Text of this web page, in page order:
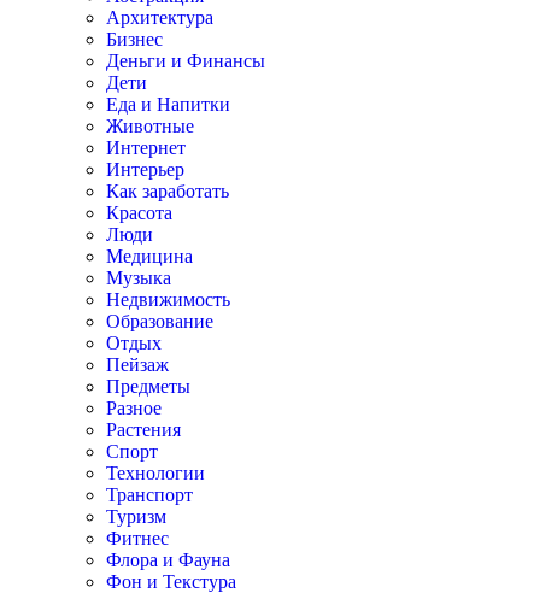
Архитектура
Бизнес
Деньги и Финансы
Дети
Еда и Напитки
Животные
Интернет
Интерьер
Как заработать
Красота
Люди
Медицина
Музыка
Недвижимость
Образование
Отдых
Пейзаж
Предметы
Разное
Растения
Спорт
Технологии
Транспорт
Туризм
Фитнес
Флора и Фауна
Фон и Текстура